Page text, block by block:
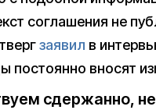
соглашения не
заявил в
постоянно вносят
сдержанно,